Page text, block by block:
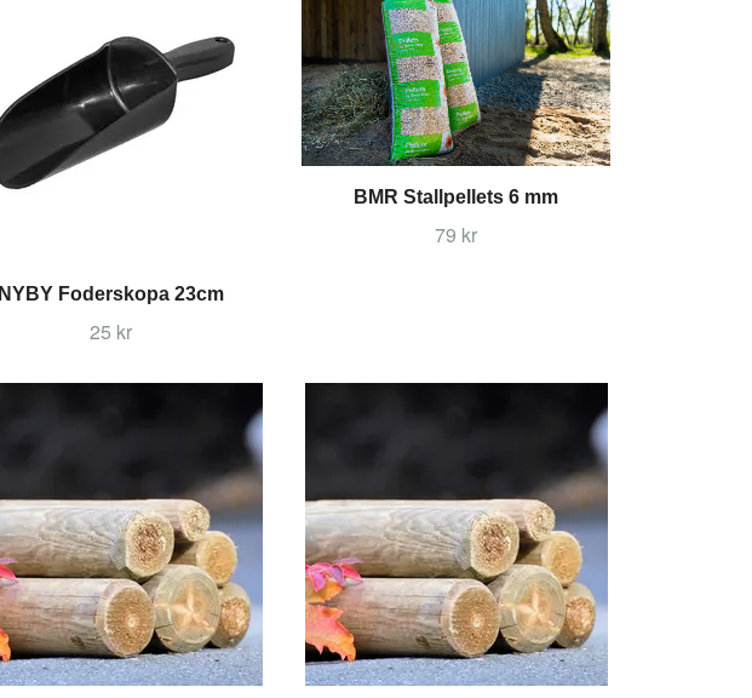
NYBY Foderskopa 23cm
25 kr
BMR Stallpellets 6 mm
79 kr